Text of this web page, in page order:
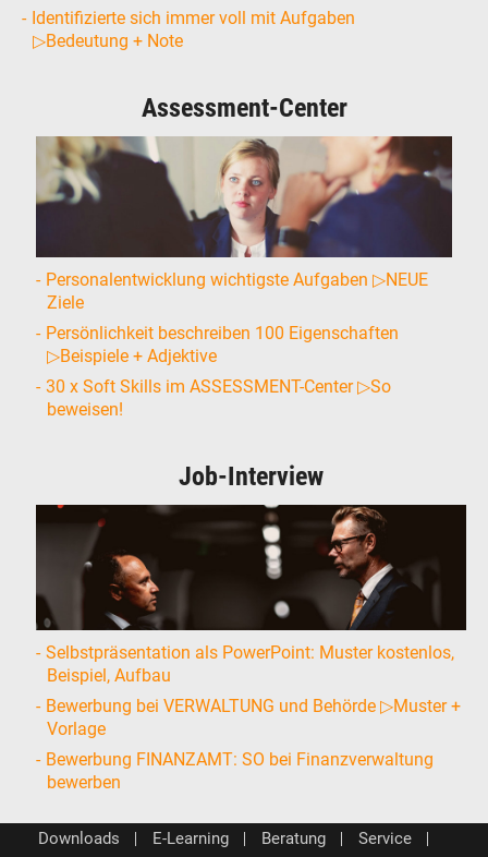
Identifizierte sich immer voll mit Aufgaben
▷Bedeutung + Note
Assessment-Center
Personalentwicklung wichtigste Aufgaben ▷NEUE
Ziele
Persönlichkeit beschreiben 100 Eigenschaften
▷Beispiele + Adjektive
30 x Soft Skills im ASSESSMENT-Center ▷So
beweisen!
Job-Interview
Selbstpräsentation als PowerPoint: Muster kostenlos,
Beispiel, Aufbau
Bewerbung bei VERWALTUNG und Behörde ▷Muster +
Vorlage
Bewerbung FINANZAMT: SO bei Finanzverwaltung
bewerben
Downloads E-Learning Beratung Service